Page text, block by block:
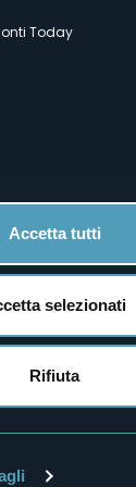
Accetta tutti
selezionati
Rifiuta
Today